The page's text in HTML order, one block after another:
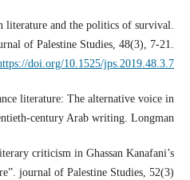
literature and the politics of survival.
of Palestine Studies, 48(3), 7-21.
doi.org/10.1525/jps.2019.48.3.7
literature: The alternative voice in
century Arab writing. Longman.
criticism in Ghassan Kanafani’s
journal of Palestine Studies, 52(3).